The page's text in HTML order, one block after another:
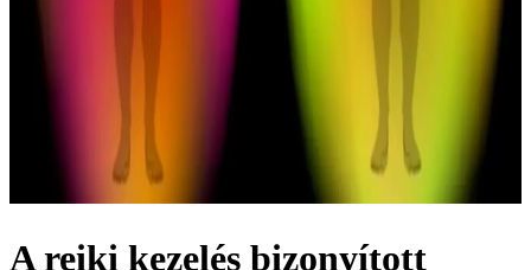
A reiki kezelés bizonyított